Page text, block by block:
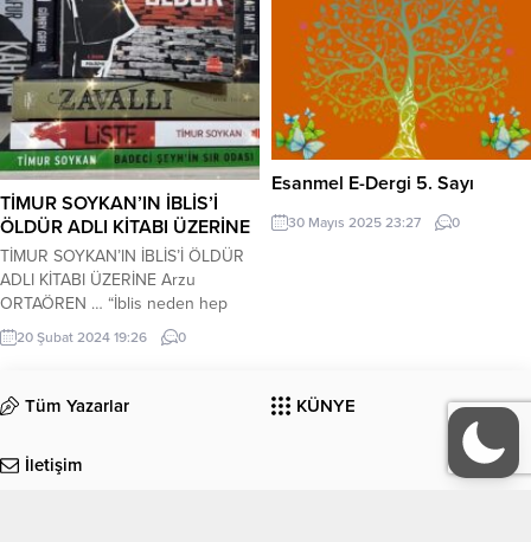
TİMUR SOYKAN’IN İBLİS’İ
ÖLDÜR ADLI KİTABI ÜZERİNE
TİMUR SOYKAN’IN İBLİS’İ ÖLDÜR
ADLI KİTABI ÜZERİNE Arzu
ORTAÖREN … “İblis neden hep
kazanır biliyor musun? Çünkü o
hepinizin içinde. Kötü olman bile
yeter. Paralel yapı ve Cemaat
boyun eğmeyen, delifişek, sinirli,
20 Şubat 2024 19:26 0
Esanmel E-Dergi 5. Sayı
30 Mayıs 2025 23:27 0
Tüm Yazarlar KÜNYE
İletişim